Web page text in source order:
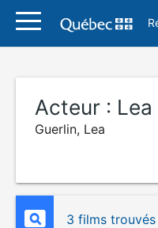
Acteur : Lea
Guerlin, Lea
3 films trouvés